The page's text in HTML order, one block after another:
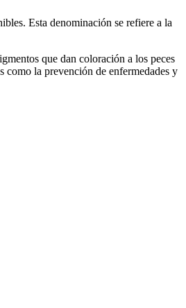
Esta denominación se refiere a la
que dan coloración a los peces
como la prevención de enfermedades y